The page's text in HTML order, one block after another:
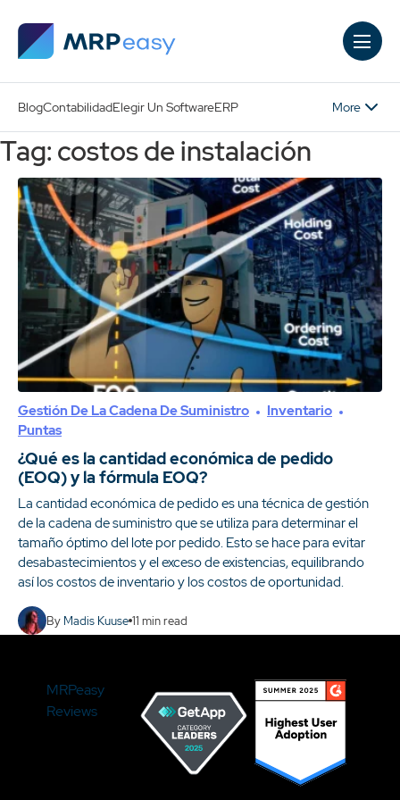
BlogContabilidadElegir Un SoftwareERP More
Tag: costos de instalación
Gestión De La Cadena De Suministro
Inventario
Puntas
¿Qué es la cantidad económica de pedido
(EOQ) y la fórmula EOQ?
La cantidad económica de pedido es una técnica de gestión
de la cadena de suministro que se utiliza para determinar el
tamaño óptimo del lote por pedido. Esto se hace para evitar
desabastecimientos y el exceso de existencias, equilibrando
así los costos de inventario y los costos de oportunidad.
By Madis Kuuse 11 min read
MRPeasy
Reviews